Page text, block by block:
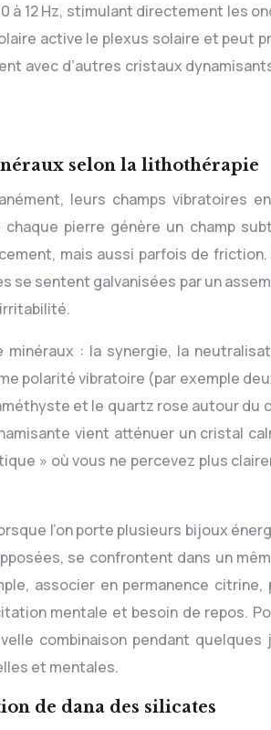
à 12 Hz, stimulant directement les
active le plexus solaire et peut
avec d’autres cristaux
selon la lithothérapie
leurs champs vibratoires
pierre génère un champ
mais aussi parfois de friction.
se sentent galvanisées par un
: la synergie, la
polarité vibratoire (par exemple
et le quartz rose autour du
vient atténuer un cristal
» où vous ne percevez plus
l’on porte plusieurs bijoux
se confrontent dans un
associer en permanence
mentale et besoin de repos.
combinaison pendant quelques
et mentales.
de dana des silicates